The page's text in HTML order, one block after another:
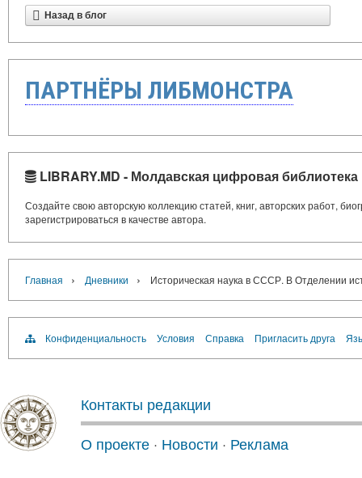
Назад в блог
ПАРТНЁРЫ ЛИБМОНСТРА
LIBRARY.MD - Молдавская цифровая библиотека
Создайте свою авторскую коллекцию статей, книг, авторских работ,
зарегистрироваться в качестве автора.
Главная › Дневники › Историческая наука в СССР. В
Конфиденциальность Условия Справка Пригласить друга
Контакты редакции
О проекте · Новости · Реклама